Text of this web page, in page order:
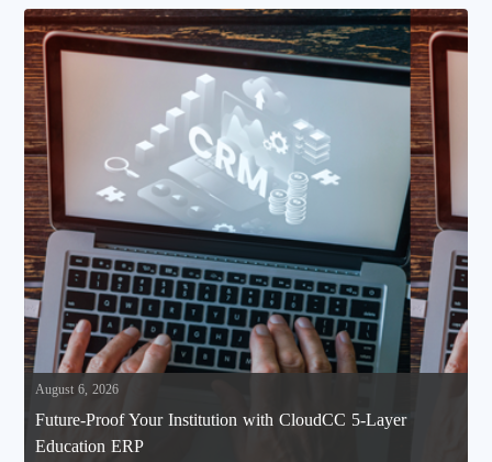
August 6, 2026
Future-Proof Your Institution with CloudCC 5-Layer
Education ERP